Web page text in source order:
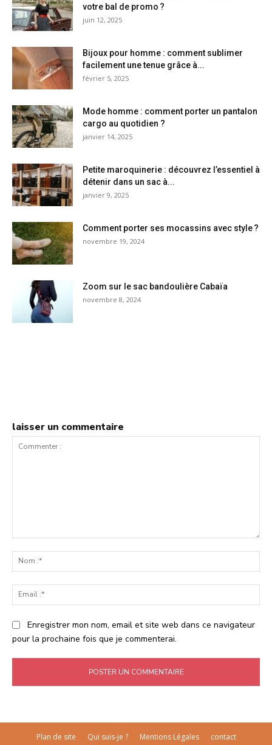
votre bal de promo ?
juin 12, 2025
Bijoux pour homme : comment sublimer
facilement une tenue grâce à...
février 5, 2025
Mode homme : comment porter un pantalon
cargo au quotidien ?
janvier 14, 2025
Petite maroquinerie : découvrez l’essentiel à
détenir dans un sac à...
janvier 9, 2025
Comment porter ses mocassins avec style ?
novembre 19, 2024
Zoom sur le sac bandoulière Cabaïa
novembre 8, 2024
laisser un commentaire
:*
:*
Enregistrer mon nom, email et site web dans ce navigateur
pour la prochaine fois que je commenterai.
Plan de site Qui suis-je ? Mentions Légales contact